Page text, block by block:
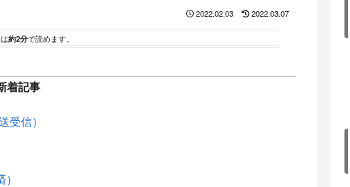
2022.02.03 2022.03.07
約2分で読めます。
着記事
受信）